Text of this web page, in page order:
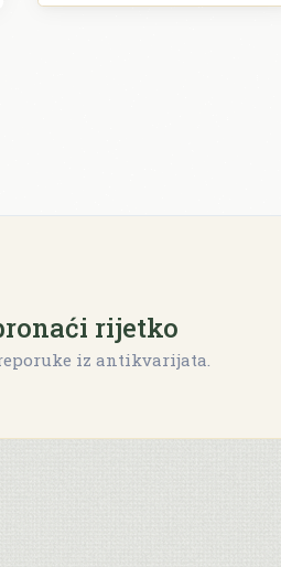
rijetko
iz antikvarijata.